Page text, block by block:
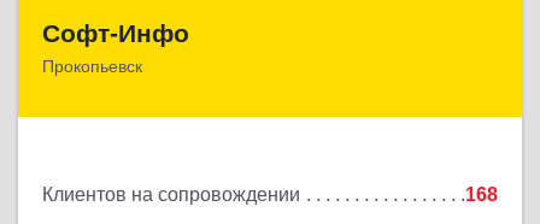
Софт-Инфо
Прокопьевск
Клиентов на сопровождении
168
653039, Кемеровская область - Кузбасс,